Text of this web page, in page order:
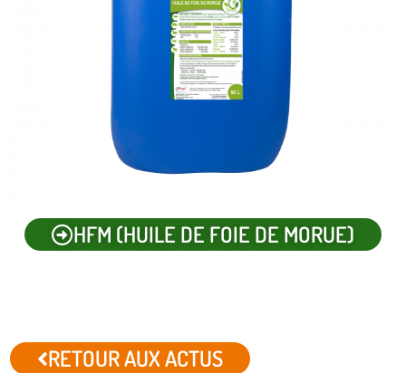
HFM (HUILE DE FOIE DE MORUE)
RETOUR AUX ACTUS